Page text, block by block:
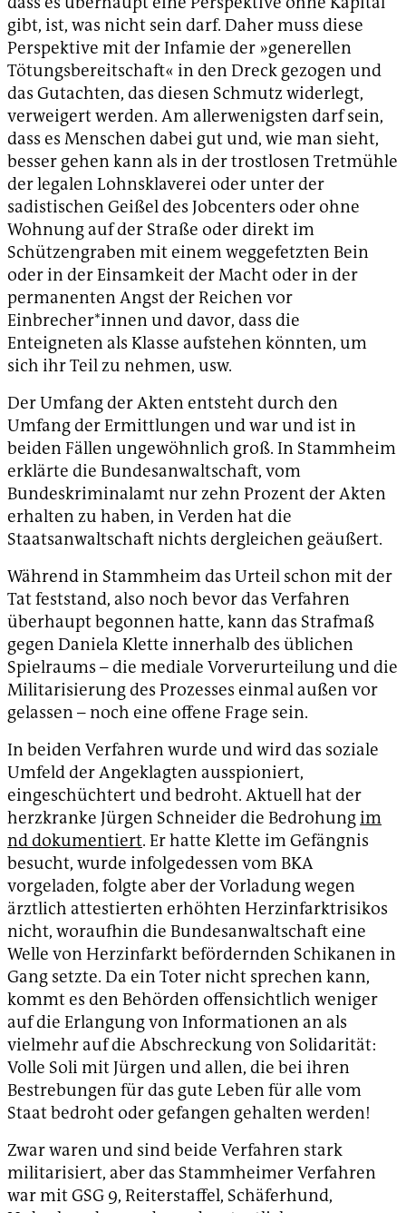
gibt, ist, was nicht sein darf. Daher muss diese
Perspektive mit der Infamie der »generellen
Tötungsbereitschaft« in den Dreck gezogen und
das Gutachten, das diesen Schmutz widerlegt,
verweigert werden. Am allerwenigsten darf sein,
dass es Menschen dabei gut und, wie man sieht,
besser gehen kann als in der trostlosen Tretmühle
der legalen Lohnsklaverei oder unter der
sadistischen Geißel des Jobcenters oder ohne
Wohnung auf der Straße oder direkt im
Schützengraben mit einem weggefetzten Bein
oder in der Einsamkeit der Macht oder in der
permanenten Angst der Reichen vor
Einbrecher*innen und davor, dass die
Enteigneten als Klasse aufstehen könnten, um
sich ihr Teil zu nehmen, usw.
Der Umfang der Akten entsteht durch den
Umfang der Ermittlungen und war und ist in
beiden Fällen ungewöhnlich groß. In Stammheim
erklärte die Bundesanwaltschaft, vom
Bundeskriminalamt nur zehn Prozent der Akten
erhalten zu haben, in Verden hat die
Staatsanwaltschaft nichts dergleichen geäußert.
Während in Stammheim das Urteil schon mit der
Tat feststand, also noch bevor das Verfahren
überhaupt begonnen hatte, kann das Strafmaß
gegen Daniela Klette innerhalb des üblichen
Spielraums – die mediale Vorverurteilung und die
Militarisierung des Prozesses einmal außen vor
gelassen – noch eine offene Frage sein.
In beiden Verfahren wurde und wird das soziale
Umfeld der Angeklagten ausspioniert,
eingeschüchtert und bedroht. Aktuell hat der
herzkranke Jürgen Schneider die Bedrohungim
nd dokumentiert. Er hatte Klette im Gefängnis
besucht, wurde infolgedessen vom BKA
vorgeladen, folgte aber der Vorladung wegen
ärztlich attestierten erhöhten Herzinfarktrisikos
nicht, woraufhin die Bundesanwaltschaft eine
Welle von Herzinfarkt befördernden Schikanen in
Gang setzte. Da ein Toter nicht sprechen kann,
kommt es den Behörden offensichtlich weniger
auf die Erlangung von Informationen an als
vielmehr auf die Abschreckung von Solidarität:
Volle Soli mit Jürgen und allen, die bei ihren
Bestrebungen für das gute Leben für alle vom
Staat bedroht oder gefangen gehalten werden!
Zwar waren und sind beide Verfahren stark
militarisiert, aber das Stammheimer Verfahren
war mit GSG 9, Reiterstaffel, Schäferhund,